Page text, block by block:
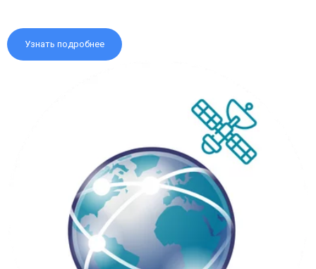
Узнать подробнее